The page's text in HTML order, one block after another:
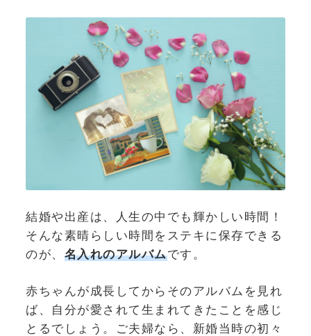
結婚や出産は、人生の中でも輝かしい時間！
そんな素晴らしい時間をステキに保存できる
のが、 名入れのアルバムです。
赤ちゃんが成長してからそのアルバムを見れ
ば、自分が愛されて生まれてきたことを感じ
とるでしょう。ご夫婦なら、新婚当時の初々